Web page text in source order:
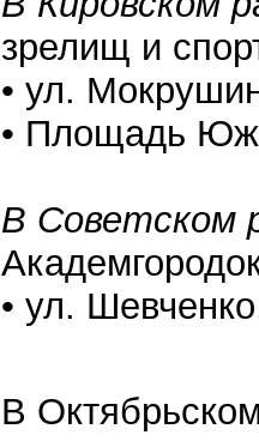
зрелищ и
• ул.
• Площадь
В Советском
• ул.
В